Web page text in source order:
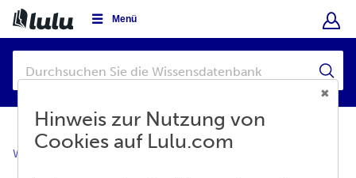
Menü
Wissensdatenbank
Hinweis zur Nutzung von
Cookies auf Lulu.com